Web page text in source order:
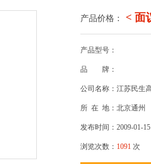
产品价格： < 面
产品型号：
品 牌：
公司名称：江苏民生
所 在 地：北京通州
发布时间：2009-01-15
浏览次数： 1091 次